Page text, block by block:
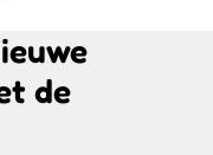
de